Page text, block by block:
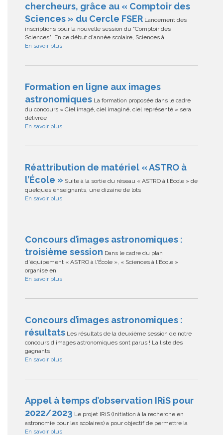
chercheurs, grâce au « Comptoir des
Sciences » du Cercle FSER Lancement des
inscriptions pour la nouvelle session du "Comptoir des
Sciences" En ce début d'année scolaire, Sciences à
En savoir plus
Formation en ligne aux images
astronomiques La formation proposée dans le cadre
du concours « Ciel imagé, ciel imaginé, ciel représenté » sera
délivrée
En savoir plus
Réattribution de matériel « ASTRO à
l’École » Suite à la sortie du réseau « ASTRO à l'École » de
quelques enseignants, une dizaine de lots
En savoir plus
Concours d’images astronomiques :
troisième session Dans le cadre du plan
d'équipement « ASTRO à l'École », « Sciences à l'École »
organise en
En savoir plus
Concours d’images astronomiques :
résultats Les résultats de la deuxième session de notre
concours d'images astronomiques sont parus ! La liste des
gagnants
En savoir plus
Appel à temps d’observation IRiS pour
2022/2023 Le projet IRiS (Initiation à la recherche en
astronomie pour les scolaires) a pour objectif de permettre la
En savoir plus